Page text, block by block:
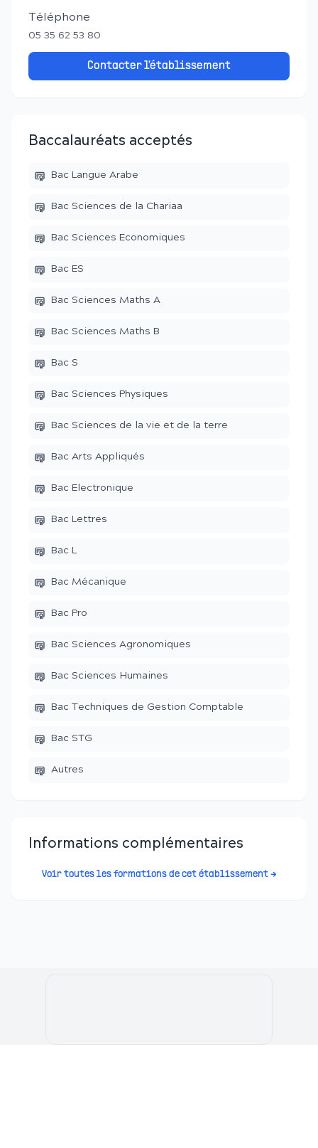
Téléphone
05 35 62 53 80
Contacter l'établissement
Baccalauréats acceptés
Bac Langue Arabe
Bac Sciences de la Chariaa
Bac Sciences Economiques
Bac ES
Bac Sciences Maths A
Bac Sciences Maths B
Bac S
Bac Sciences Physiques
Bac Sciences de la vie et de la terre
Bac Arts Appliqués
Bac Electronique
Bac Lettres
Bac L
Bac Mécanique
Bac Pro
Bac Sciences Agronomiques
Bac Sciences Humaines
Bac Techniques de Gestion Comptable
Bac STG
Autres
Informations complémentaires
Voir toutes les formations de cet établissement →